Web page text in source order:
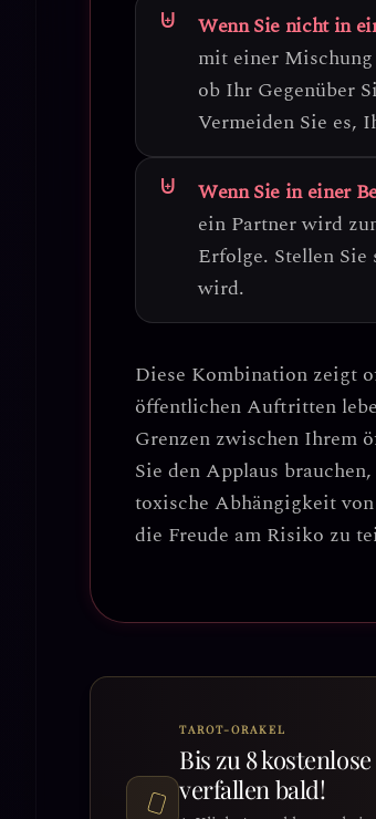
Wenn Sie nicht in
mit einer Mischung
ob Ihr Gegenüber
Vermeiden Sie es,
Wenn Sie in einer
ein Partner wird
Erfolge. Stellen
wird.
Diese Kombination zeigt
öffentlichen Auftritten
Grenzen zwischen Ihrem
Sie den Applaus
toxische Abhängigkeit
die Freude am Risiko zu
TAROT-ORAKEL
Bis zu 8
verfallen bald!